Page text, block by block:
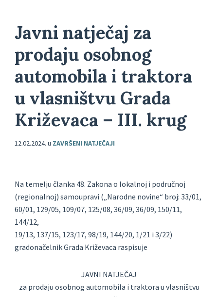
Javni natječaj za
prodaju osobnog
automobila i traktora
u vlasništvu Grada
Križevaca – III. krug
12.02.2024. u ZAVRŠENI NATJEČAJI
Na temelju članka 48. Zakona o lokalnoj i područnoj
(regionalnoj) samoupravi („Narodne novine“ broj: 33/01,
60/01, 129/05, 109/07, 125/08, 36/09, 36/09, 150/11,
144/12,
19/13, 137/15, 123/17, 98/19, 144/20, 1/21 i 3/22)
gradonačelnik Grada Križevaca raspisuje
JAVNI NATJEČAJ
za prodaju osobnog automobila i traktora u vlasništvu